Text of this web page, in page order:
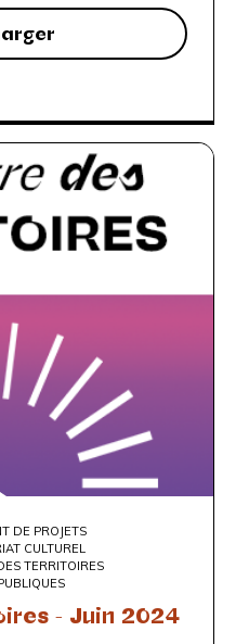
DE PROJETS
CULTUREL
TERRITOIRES
- Juin 2024